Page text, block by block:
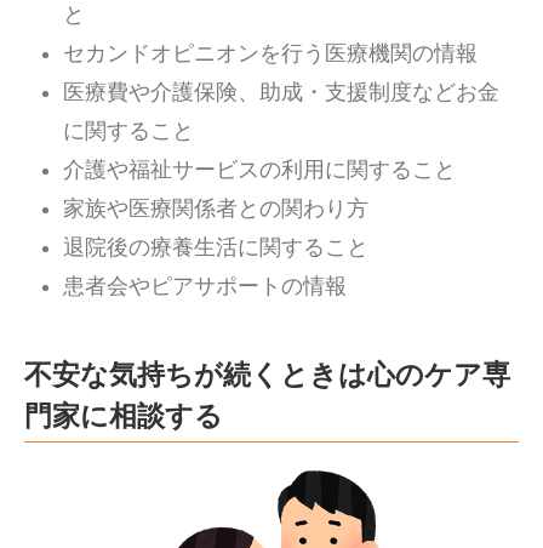
と
セカンドオピニオンを行う医療機関の情報
医療費や介護保険、助成・支援制度などお金
に関すること
介護や福祉サービスの利用に関すること
家族や医療関係者との関わり方
退院後の療養生活に関すること
患者会やピアサポートの情報
不安な気持ちが続くときは心のケア専
門家に相談する